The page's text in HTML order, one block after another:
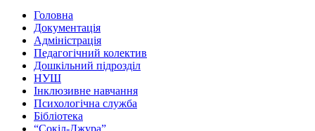
Головна
Документація
Адміністрація
Педагогічний колектив
Дошкільний підрозділ
НУШ
Інклюзивне навчання
Психологічна служба
Бібліотека
“Сокіл-Джура”